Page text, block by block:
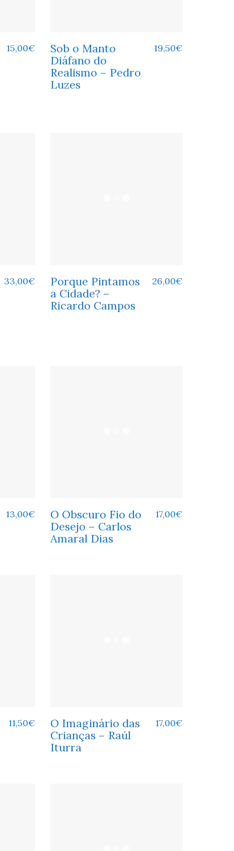
15,00€
Sob o Manto
Diáfano do
Realismo – Pedro
Luzes
19,50€
33,00€
Porque Pintamos
a Cidade? –
Ricardo Campos
26,00€
13,00€
O Obscuro Fio do
Desejo – Carlos
Amaral Dias
17,00€
11,50€
O Imaginário das
Crianças – Raúl
Iturra
17,00€